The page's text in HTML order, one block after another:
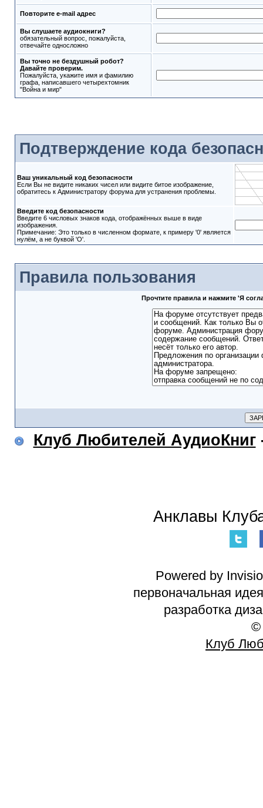
Повторите e-mail адрес
Вы слушаете аудиокниги?
обязательный вопрос, пожалуйста,
отвечайте односложно
Вы точно не бездушный робот?
Давайте проверим.
Пожалуйста, укажите имя и фамилию
графа, написавшего четырехтомник
"Война и мир"
Подтверждение кода
Ваш уникальный код безопасности
Если Вы не видите никаких чисел или видите битое изображение,
обратитесь к Администратору форума для устранения проблемы.
Введите код безопасности
Введите 6 числовых знаков кода, отображённых выше в виде
изображения.
Примечание: Это только в численном формате, к примеру '0' является
нулём, а не буквой 'O'.
Правила пользования
Прочтите правила и нажмите 'Я
Клуб Любителей АудиоКниг
Анклавы
Powered by
первоначальная
разработка
©
Клуб